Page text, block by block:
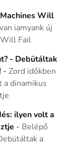
Will
iamyank új
Fail
- Debütáltak
-Zord időkben
dinamikus
ilyen volt a
- Belépő
a